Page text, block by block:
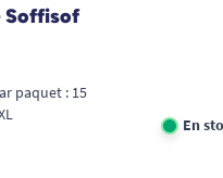
Soffisof
paquet : 15
En